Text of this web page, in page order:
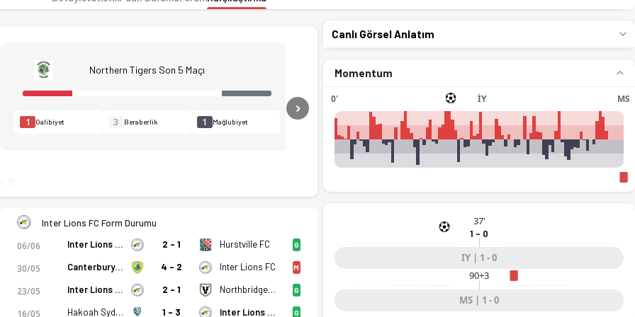
Northern Tigers Son 5 Maçı
1 Galibiyet 3 Beraberlik 1 Mağlubiyet Next
Inter Lions FC Form Durumu
06/06 Inter Lions FC 2 - 1 Hurstville FC G
30/05 Canterbury Bankstown FC 4 - 2 Inter Lions FC M
23/05 Inter Lions FC 2 - 1 Northbridge FC G
16/05 Hakoah Sydney City East FC 1 - 3 Inter Lions FC G
Canlı Görsel Anlatım
Momentum
0' İY MS
37'
1 - 0
IY | 1 - 0
90+3
MS | 1 - 0